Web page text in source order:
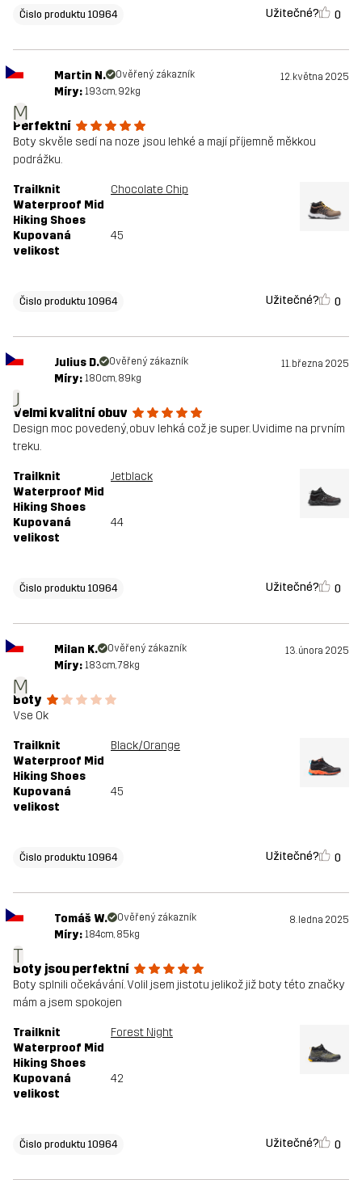
Čislo produktu 10964 Užitečné? 0
M
Martin N. Ověřený zákazník 12. května 2025
Míry: 193cm, 92kg
Perfektní
Boty skvěle sedí na noze ,jsou lehké a mají příjemně měkkou
podrážku.
Trailknit
Waterproof Mid
Hiking Shoes
Chocolate Chip
Kupovaná
velikost
45
Čislo produktu 10964 Užitečné? 0
J
Julius D. Ověřený zákazník 11. března 2025
Míry: 180cm, 89kg
Velmi kvalitní obuv
Design moc povedený, obuv lehká což je super. Uvidime na prvním
treku.
Trailknit
Waterproof Mid
Hiking Shoes
Jetblack
Kupovaná
velikost
44
Čislo produktu 10964 Užitečné? 0
M
Milan K. Ověřený zákazník 13. února 2025
Míry: 183cm, 78kg
Boty
Vse Ok
Trailknit
Waterproof Mid
Hiking Shoes
Black/Orange
Kupovaná
velikost
45
Čislo produktu 10964 Užitečné? 0
T
Tomáš W. Ověřený zákazník 8. ledna 2025
Míry: 184cm, 85kg
Boty jsou perfektní
Boty splnili očekávání. Volil jsem jistotu jelikož již boty této značky
mám a jsem spokojen
Trailknit
Waterproof Mid
Hiking Shoes
Forest Night
Kupovaná
velikost
42
Čislo produktu 10964 Užitečné? 0